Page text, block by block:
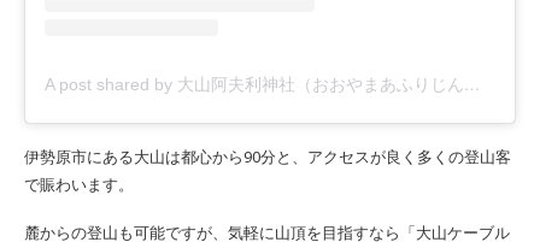
A post shared by 大山阿夫利神社（おおやまあふりじんじゃ）【公式】 (@afurijinja)
伊勢原市にある大山は都心から90分と、アクセスが良く多くの登山客
で賑わいます。
麓からの登山も可能ですが、気軽に山頂を目指すなら「大山ケーブル